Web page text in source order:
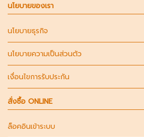
นโยบายของเรา
นโยบายธุรกิจ
นโยบายความเป็นส่วนตัว
เงื่อนไขการรับประกัน
สั่งซื้อ ONLINE
ล็อคอินเข้าระบบ